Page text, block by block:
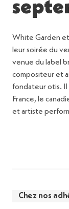
White Garden
leur soirée du
venue du label
compositeur et
fondateur otis. Il
France, le
et artiste
Chez nos